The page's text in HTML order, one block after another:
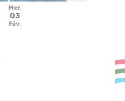
Mer.
03
Fév.